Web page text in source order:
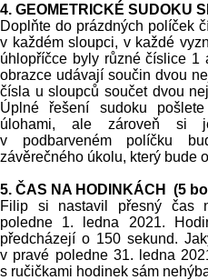
4. GEOMETRICKÉ SUDOKU
Doplňte do prázdných políček
v každém sloupci, v každé
úhlopříčce byly různé číslice
obrazce udávají součin dvou
čísla u sloupců součet dvou
Úplné řešení sudoku
úlohami, ale zároveň si
v podbarveném políčku
závěrečného úkolu, který bude
5. ČAS NA HODINKÁCH (5
Filip si nastavil přesný čas
poledne 1. ledna 2021.
předcházejí o 150 sekund.
v pravé poledne 31. ledna
s ručičkami hodinek sám